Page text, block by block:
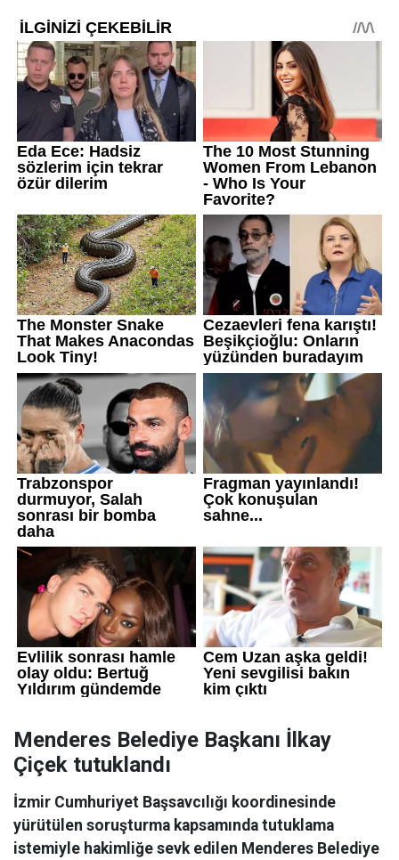
Menderes Belediye Başkanı İlkay
Çiçek tutuklandı
İzmir Cumhuriyet Başsavcılığı koordinesinde
yürütülen soruşturma kapsamında tutuklama
istemiyle hakimliğe sevk edilen Menderes Belediye